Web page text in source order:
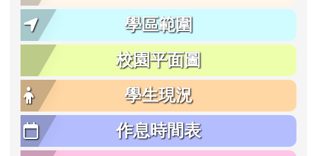
學區範圍
校園平面圖
學生現況
作息時間表